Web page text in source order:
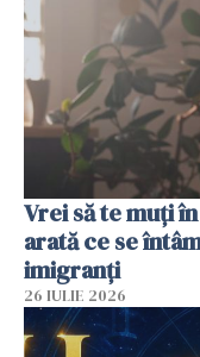
Vrei să te muți
arată ce se
imigranți
26 IULIE 2026